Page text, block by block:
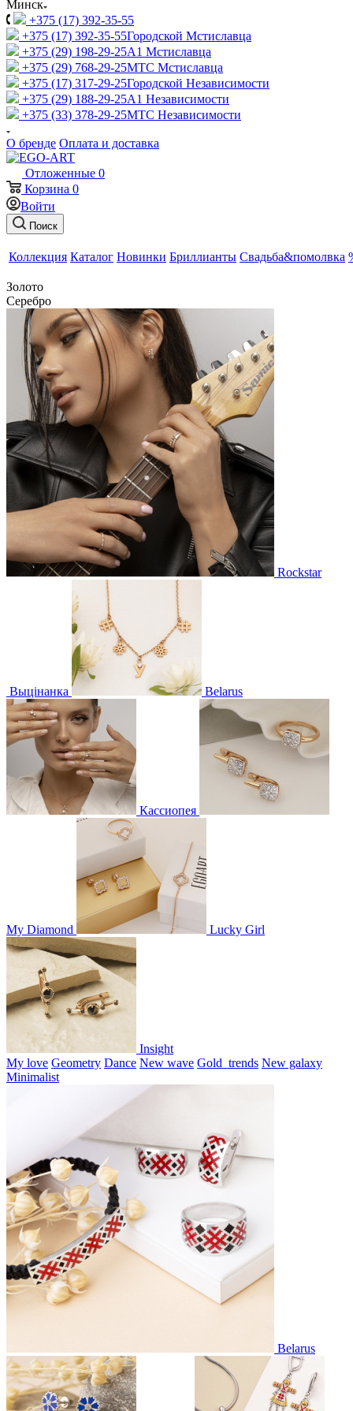
Минск
+375 (17) 392-35-55
+375 (17) 392-35-55Городской Мстиславца
+375 (29) 198-29-25A1 Мстиславца
+375 (29) 768-29-25МТС Мстиславца
+375 (17) 317-29-25Городской Независимости
+375 (29) 188-29-25A1 Независимости
+375 (33) 378-29-25МТС Независимости
О бренде Оплата и доставка
Отложенные 0
Корзина 0
Войти
Поиск
Коллекция Каталог Новинки Бриллианты Свадьба&помолвка
Золото
Серебро
Rockstar
Выцінанка Belarus
Кассиопея
My Diamond Lucky Girl
Insight
My love Geometry Dance New wave Gold_trends New galaxy
Minimalist
Belarus